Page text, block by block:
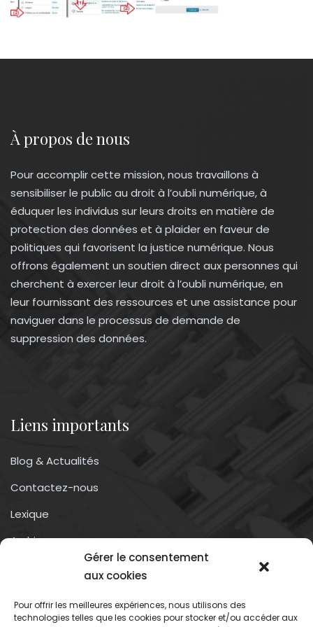
Gérer le consentement
aux cookies
Pour offrir les meilleures expériences, nous utilisons des
technologies telles que les cookies pour stocker et/ou accéder aux
À propos de nous
Pour accomplir cette mission, nous travaillons à
sensibiliser le public au droit à l’oubli numérique, à
éduquer les individus sur leurs droits en matière de
protection des données et à plaider en faveur de
politiques qui favorisent la justice numérique. Nous
offrons également un soutien direct aux personnes qui
cherchent à exercer leur droit à l’oubli numérique, en
leur fournissant des ressources et une assistance pour
naviguer dans le processus de demande de
suppression des données.
Liens importants
Blog & Actualités
Contactez-nous
Lexique
Archives
Contactez-nous